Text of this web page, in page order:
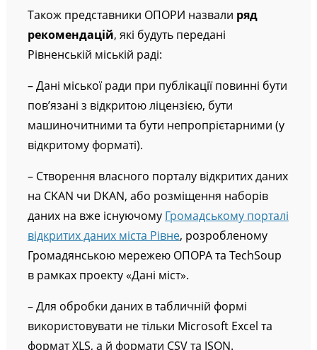
Також представники ОПОРИ назвали ряд
рекомендацій, які будуть передані
Рівненській міській раді:
– Дані міської ради при публікації повинні бути
пов’язані з відкритою ліцензією, бути
машиночитними та бути непропрієтарними (у
відкритому форматі).
– Створення власного порталу відкритих даних
на CKAN чи DKAN, або розміщення наборів
даних на вже існуючому Громадському порталі
відкритих даних міста Рівне, розробленому
Громадянською мережею ОПОРА та TechSoup
в рамках проекту «Дані міст».
– Для обробки даних в табличній формі
використовувати не тільки Microsoft Excel та
формат XLS, а й формати CSV та JSON.